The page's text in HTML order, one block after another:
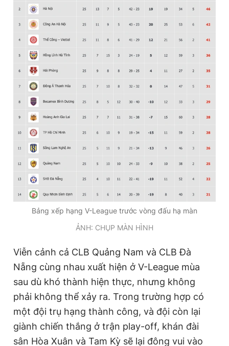
Bảng xếp hạng V-League trước vòng đấu hạ màn
ẢNH: CHỤP MÀN HÌNH
Viễn cảnh cả CLB Quảng Nam và CLB Đà
Nẵng cùng nhau xuất hiện ở V-League mùa
sau dù khó thành hiện thực, nhưng không
phải không thể xảy ra. Trong trường hợp có
một đội trụ hạng thành công, và đội còn lại
giành chiến thắng ở trận play-off, khán đài
sân Hòa Xuân và Tam Kỳ sẽ lại đông vui vào